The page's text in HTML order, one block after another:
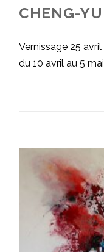
CHENG-YU
Vernissage 25
du 10 avril au 5